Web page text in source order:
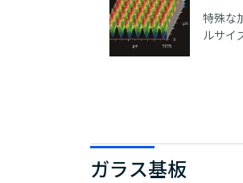
特殊な
ルサイ
ガラス基板